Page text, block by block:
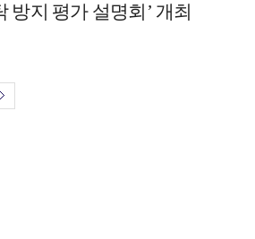
방지 평가 설명회’ 개최